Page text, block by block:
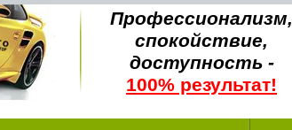
Профессионализм,
спокойствие,
доступность -
100% результат!